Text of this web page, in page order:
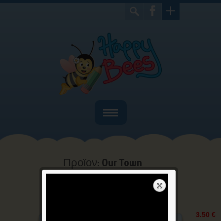
Home
Ποιοί είμαστε
Bιβλία
Προϊον: Our Town
Home > Αγγλικά > Προϊον: Our
3.50 €